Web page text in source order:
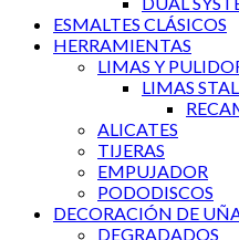
ESMALTES CLÁSICOS
HERRAMIENTAS
LIMAS Y
LIMAS
ALICATES
TIJERAS
EMPUJADOR
PODODISCOS
DECORACIÓN DE
DEGRADADOS